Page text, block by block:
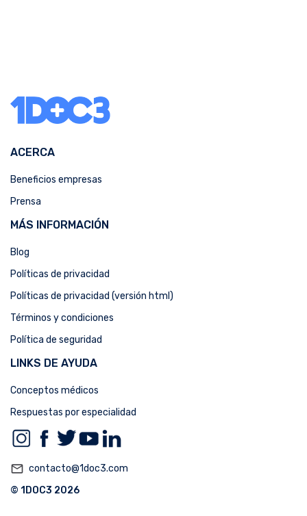
ACERCA
Beneficios empresas
Prensa
MÁS INFORMACIÓN
Blog
Políticas de privacidad
Políticas de privacidad (versión html)
Términos y condiciones
Política de seguridad
LINKS DE AYUDA
Conceptos médicos
Respuestas por especialidad
mail_outline contacto@1doc3.com
© 1DOC3 2026